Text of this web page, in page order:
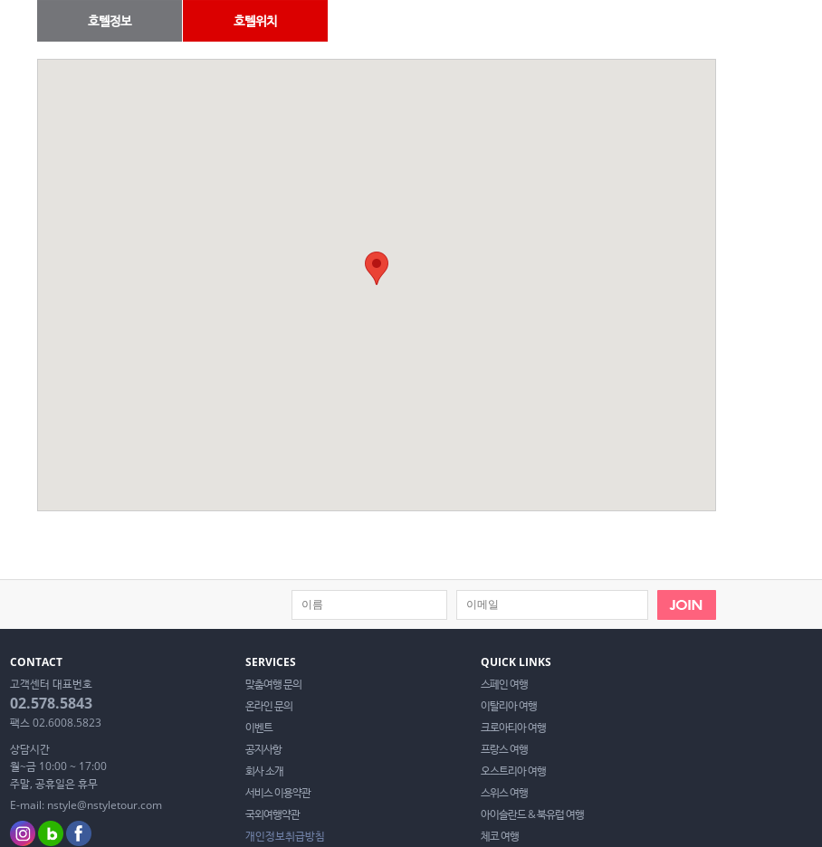
호텔정보 호텔위치
CONTACT
고객센터 대표번호
02.578.5843
팩스 02.6008.5823
상담시간
월~금 10:00 ~ 17:00
주말, 공휴일은 휴무
E-mail: nstyle@nstyletour.com
SERVICES
맞춤여행 문의
온라인 문의
이벤트
공지사항
회사 소개
서비스 이용약관
국외여행약관
개인정보취급방침
QUICK LINKS
스페인 여행
이탈리아 여행
크로아티아 여행
프랑스 여행
오스트리아 여행
스위스 여행
아이슬란드 & 북유럽 여행
체코 여행